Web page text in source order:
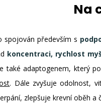
Na
spojován především s
koncentraci, rychlost
také adaptogenem, který
. Dále zvyšuje odolnost,
zlepšuje krevní oběh